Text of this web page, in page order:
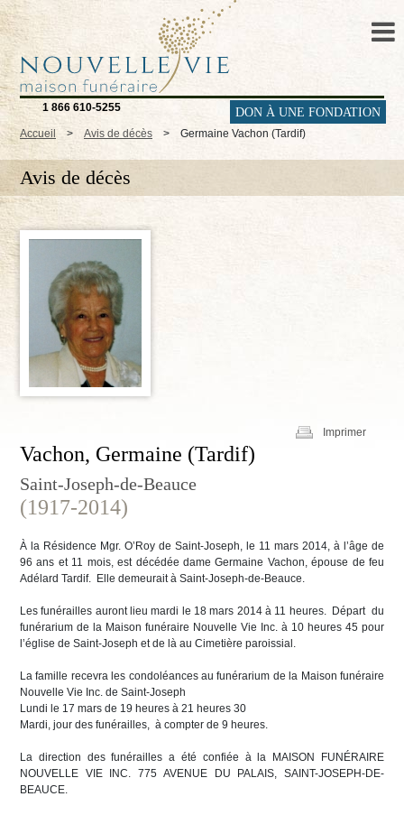
1 866 610-5255 DON À UNE FONDATION
Accueil > Avis de décès > Germaine Vachon (Tardif)
Avis de décès
Imprimer
Vachon, Germaine (Tardif)
Saint-Joseph-de-Beauce
(1917-2014)
À la Résidence Mgr. O’Roy de Saint-Joseph, le 11 mars 2014, à l’âge de
96 ans et 11 mois, est décédée dame Germaine Vachon, épouse de feu
Adélard Tardif. Elle demeurait à Saint-Joseph-de-Beauce.
Les funérailles auront lieu mardi le 18 mars 2014 à 11 heures. Départ du
funérarium de la Maison funéraire Nouvelle Vie Inc. à 10 heures 45 pour
l’église de Saint-Joseph et de là au Cimetière paroissial.
La famille recevra les condoléances au funérarium de la Maison funéraire
Nouvelle Vie Inc. de Saint-Joseph
Lundi le 17 mars de 19 heures à 21 heures 30
Mardi, jour des funérailles, à compter de 9 heures.
La direction des funérailles a été confiée à la MAISON FUNÉRAIRE
NOUVELLE VIE INC. 775 AVENUE DU PALAIS, SAINT-JOSEPH-DE-
BEAUCE.